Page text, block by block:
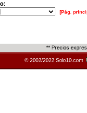
[Pág.
** Precios
© 2002/2022 Solo10.com